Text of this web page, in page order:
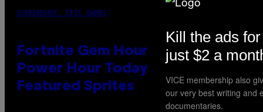
SCREENSHOT: EPIC GAMES
Fortnite Gem Hours Start Time:
Power Hour Today Schedule and
Featured Sprites
Kill the ads for
just $2 a
VICE membership also
our very best writing and
documentaries.